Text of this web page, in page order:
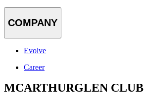
COMPANY
Evolve
Career
MCARTHURGLEN CLUB